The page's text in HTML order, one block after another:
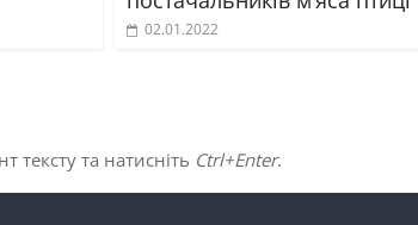
02.01.2022
та натисніть Ctrl+Enter.